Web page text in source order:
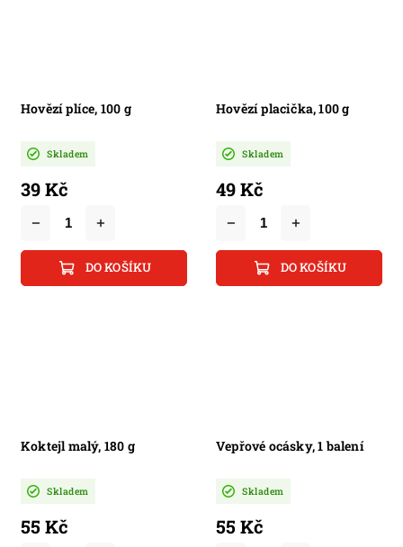
Hovězí plíce, 100 g
Skladem
39 Kč
DO KOŠÍKU
Hovězí placička, 100 g
Skladem
49 Kč
DO KOŠÍKU
Koktejl malý, 180 g
Skladem
55 Kč
Vepřové ocásky, 1 balení
Skladem
55 Kč